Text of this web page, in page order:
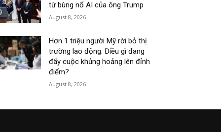
từ bùng nổ AI của ông Trump
August 8, 2026
Hơn 1 triệu người Mỹ rời bỏ thị
trường lao động: Điều gì đang
đẩy cuộc khủng hoảng lên đỉnh
điểm?
August 8, 2026